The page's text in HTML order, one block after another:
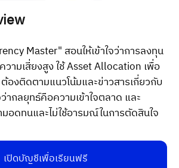
Master" สอนให้เข้าใจว่าการลงทุน
วามเสี่ยงสูง ใช้ Asset Allocation เพื่อ
องติดตามแนวโน้มและข่าวสารเกี่ยวกับ
ากลยุทธ์คือความเข้าใจตลาด และ
อดทนและไม่ใช้อารมณ์ในการตัดสินใจ
เปิดบัญชีเพื่อเรียนฟรี